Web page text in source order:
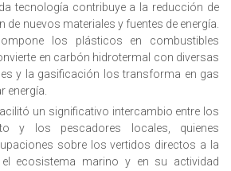
tecnología contribuye a la reducción de
de nuevos materiales y fuentes de energía.
los plásticos en combustibles
en carbón hidrotermal con diversas
y la gasificación los transforma en gas
energía.
un significativo intercambio entre los
y los pescadores locales, quienes
sobre los vertidos directos a la
ecosistema marino y en su actividad